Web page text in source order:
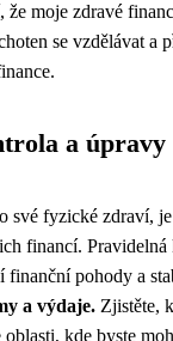
moje zdravé
se vzdělávat a
a úpravy
své fyzické zdraví,
financí.
finanční pohody a
a výdaje. Zjistěte,
kde byste